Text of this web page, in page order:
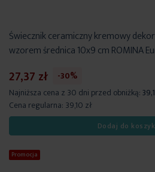
Świecznik ceramiczny kremowy
wzorem średnica 10x9 cm ROMINA
27,37 zł
-30%
Najniższa cena z 30 dni przed obniżką:
Cena regularna: 39,10 zł
Dodaj do
Promocja